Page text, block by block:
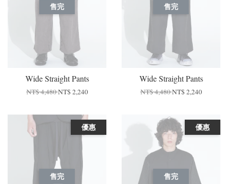
售完
Wide Straight Pants
NT$ 4,480NT$ 2,240
售完
Wide Straight Pants
NT$ 4,480NT$ 2,240
優惠
售完
優惠
售完